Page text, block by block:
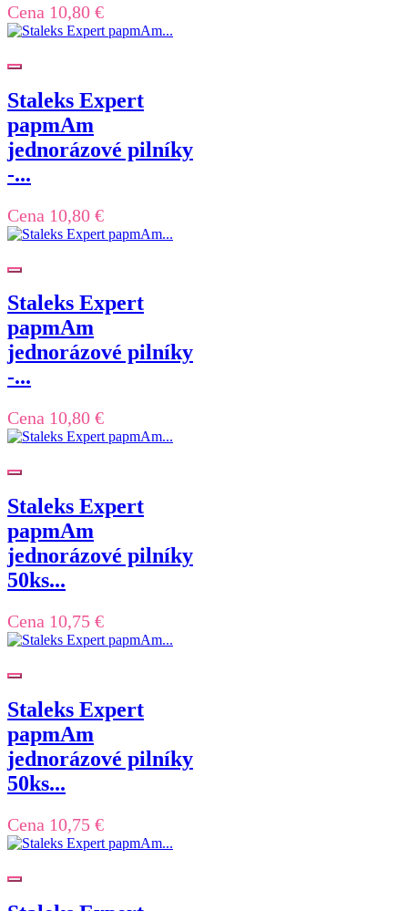
Cena 10,80 €
Staleks Expert
papmAm
jednorázové pilníky
-...
Cena 10,80 €
Staleks Expert
papmAm
jednorázové pilníky
-...
Cena 10,80 €
Staleks Expert
papmAm
jednorázové pilníky
50ks...
Cena 10,75 €
Staleks Expert
papmAm
jednorázové pilníky
50ks...
Cena 10,75 €